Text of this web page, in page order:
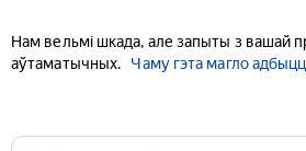
Нам вельмі шкада, але запыты з вашай
аўтаматычных.
Чаму гэта магло